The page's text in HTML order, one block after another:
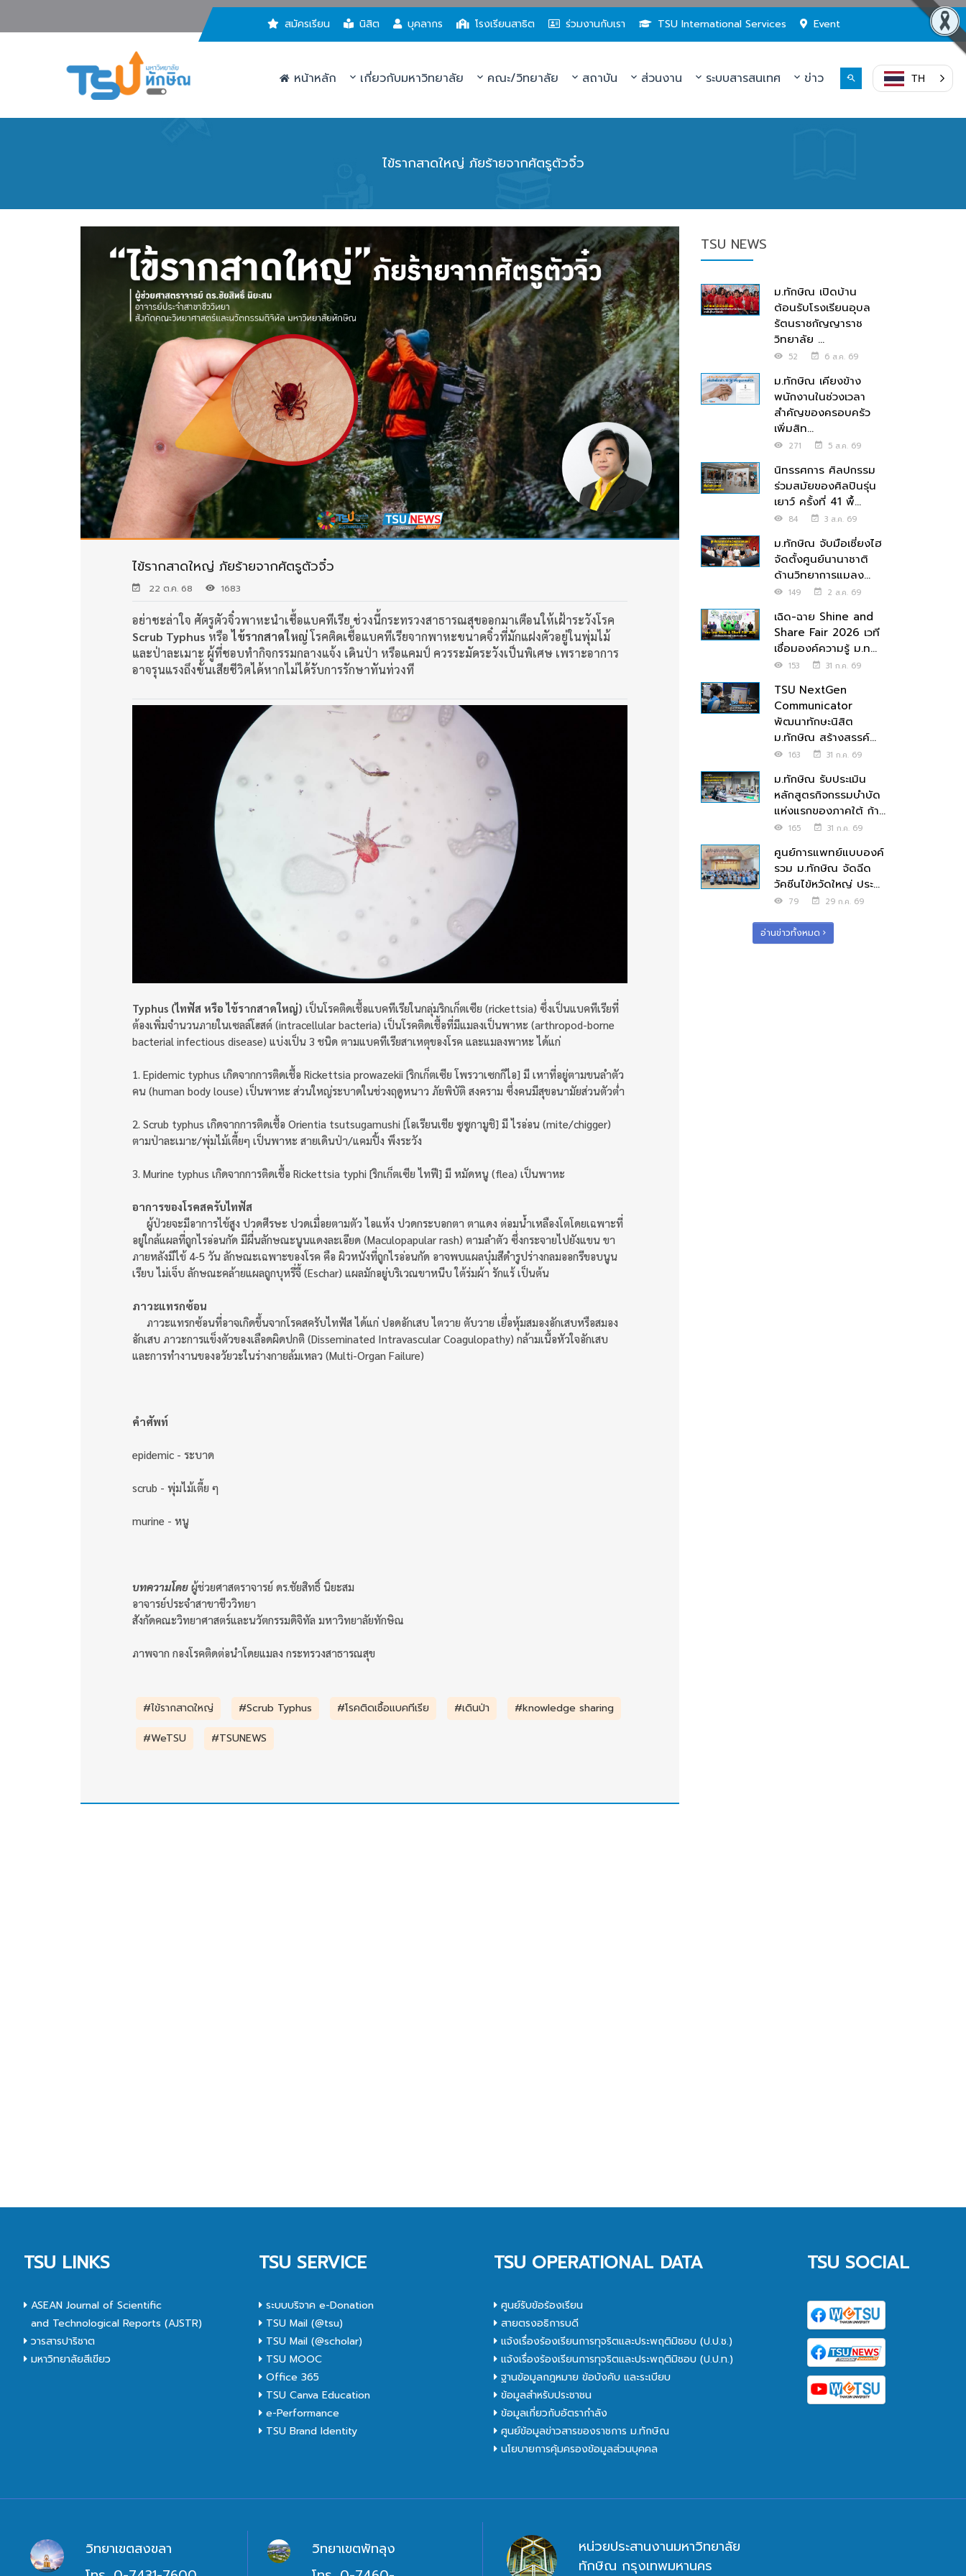
สมัครเรียน นิสิต บุคลากร โรงเรียนสาธิต ร่วมงานกับเรา TSU International Services Event
หน้าหลัก เกี่ยวกับมหาวิทยาลัย คณะ/วิทยาลัย สถาบัน ส่วนงาน ระบบสารสนเทศ ข่าว TH
ไข้รากสาดใหญ่ ภัยร้ายจากศัตรูตัวจิ๋ว
ไข้รากสาดใหญ่ ภัยร้ายจากศัตรูตัวจิ๋ว
22 ต.ค. 68 1683
อย่าชะล่าใจ ศัตรูตัวจิ๋วพาหะนำเชื้อแบคทีเรีย ช่วงนี้กระทรวงสาธารณสุขออกมาเตือนให้เฝ้าระวังโรค
Scrub Typhus หรือไข้รากสาดใหญ่โรคติดเชื้อแบคทีเรียจากพาหะขนาดจิ๋วที่มักแฝงตัวอยู่ในพุ่มไม้
และป่าละเมาะ ผู้ที่ชอบทำกิจกรรมกลางแจ้ง เดินป่า หรือแคมป์ ควรระมัดระวังเป็นพิเศษ เพราะอาการ
อาจรุนแรงถึงขั้นเสียชีวิตได้หากไม่ได้รับการรักษาทันท่วงที
Typhus (ไทฟัส หรือ ไข้รากสาดใหญ่) เป็นโรคติดเชื้อแบคทีเรียในกลุ่มริกเก็ตเซีย (rickettsia) ซึ่งเป็นแบคทีเรียที่
ต้องเพิ่มจำนวนภายในเซลล์โฮสต์ (intracellular bacteria) เป็นโรคติดเชื้อที่มีแมลงเป็นพาหะ (arthropod-borne
bacterial infectious disease) แบ่งเป็น 3 ชนิด ตามแบคทีเรียสาเหตุของโรค และแมลงพาหะ ได้แก่
1. Epidemic typhus เกิดจากการติดเชื้อ Rickettsia prowazekii [ริกเก็ตเซีย โพรวาเซกกิไอ] มี เหาที่อยู่ตามขนลำตัว
คน (human body louse) เป็นพาหะ ส่วนใหญ่ระบาดในช่วงฤดูหนาว ภัยพิบัติ สงคราม ซึ่งคนมีสุขอนามัยส่วนตัวต่ำ
2. Scrub typhus เกิดจากการติดเชื้อ Orientia tsutsugamushi [โอเรียนเชีย ซูซูกามูชิ] มี ไรอ่อน (mite/chigger)
ตามป่าละเมาะ/พุ่มไม้เตี้ยๆ เป็นพาหะ สายเดินป่า/แคมปิ้ง พึงระวัง
3. Murine typhus เกิดจากการติดเชื้อ Rickettsia typhi [ริกเก็ตเซีย ไทฟี] มี หมัดหนู (flea) เป็นพาหะ
อาการของโรคสครับไทฟัส
ผู้ป่วยจะมีอาการไข้สูง ปวดศีรษะ ปวดเมื่อยตามตัว ไอแห้ง ปวดกระบอกตา ตาแดง ต่อมน้ำเหลืองโตโดยเฉพาะที่
อยู่ใกล้แผลที่ถูกไรอ่อนกัด มีผื่นลักษณะนูนแดงละเอียด (Maculopapular rash) ตามลำตัว ซึ่งกระจายไปยังแขน ขา
ภายหลังมีไข้ 4-5 วัน ลักษณะเฉพาะของโรค คือ ผิวหนังที่ถูกไรอ่อนกัด อาจพบแผลบุ๋มสีดำรูปร่างกลมออกรีขอบนูน
เรียบ ไม่เจ็บ ลักษณะคล้ายแผลถูกบุหรี่จี้ (Eschar) แผลมักอยู่บริเวณขาหนีบ ใต้ร่มผ้า รักแร้ เป็นต้น
ภาวะแทรกซ้อน
ภาวะแทรกซ้อนที่อาจเกิดขึ้นจากโรคสครับไทฟัส ได้แก่ ปอดอักเสบ ไตวาย ตับวาย เยื่อหุ้มสมองอักเสบหรือสมอง
อักเสบ ภาวะการแข็งตัวของเลือดผิดปกติ (Disseminated Intravascular Coagulopathy) กล้ามเนื้อหัวใจอักเสบ
และการทำงานของอวัยวะในร่างกายล้มเหลว (Multi-Organ Failure)
คำศัพท์
epidemic - ระบาด
scrub - พุ่มไม้เตี้ย ๆ
murine - หนู
บทความโดย ผู้ช่วยศาสตราจารย์ ดร.ชัยสิทธิ์ นิยะสม
อาจารย์ประจำสาขาชีววิทยา
สังกัดคณะวิทยาศาสตร์และนวัตกรรมดิจิทัล มหาวิทยาลัยทักษิณ
ภาพจาก กองโรคติดต่อนำโดยแมลง กระทรวงสาธารณสุข
#ไข้รากสาดใหญ่ #Scrub Typhus #โรคติดเชื้อแบคทีเรีย #เดินป่า
#knowledge sharing
#WeTSU
#TSUNEWS
TSU NEWS
ม.ทักษิณ เปิดบ้าน
ต้อนรับโรงเรียนอุบล
รัตนราชกัญญาราช
วิทยาลัย ...
52 6 ส.ค. 69
ม.ทักษิณ เคียงข้าง
พนักงานในช่วงเวลา
สำคัญของครอบครัว
เพิ่มสิท...
271 5 ส.ค. 69
นิทรรศการ ศิลปกรรม
ร่วมสมัยของศิลปินรุ่น
เยาว์ ครั้งที่ 41 พื้...
84 3 ส.ค. 69
ม.ทักษิณ จับมือเซี่ยงไฮ
จัดตั้งศูนย์นานาชาติ
ด้านวิทยาการแมลง...
149 2 ส.ค. 69
เฉิด-ฉาย Shine and
Share Fair 2026 เวที
เชื่อมองค์ความรู้ ม.ท...
153 31 ก.ค. 69
TSU NextGen
Communicator
พัฒนาทักษะนิสิต
ม.ทักษิณ สร้างสรรค์...
163 31 ก.ค. 69
ม.ทักษิณ รับประเมิน
หลักสูตรกิจกรรมบำบัด
แห่งแรกของภาคใต้ ก้า...
165 31 ก.ค. 69
ศูนย์การแพทย์แบบองค์
รวม ม.ทักษิณ จัดฉีด
วัคซีนไข้หวัดใหญ่ ประ...
79 29 ก.ค. 69
อ่านข่าวทั้งหมด
TSU LINKS
ASEAN Journal of Scientific
and Technological Reports (AJSTR)
วารสารปาริชาต
มหาวิทยาลัยสีเขียว
TSU SERVICE
ระบบบริจาค e-Donation
TSU Mail (@tsu)
TSU Mail (@scholar)
TSU MOOC
Office 365
TSU Canva Education
e-Performance
TSU Brand Identity
TSU OPERATIONAL DATA
ศูนย์รับข้อร้องเรียน
สายตรงอธิการบดี
แจ้งเรื่องร้องเรียนการทุจริตและประพฤติมิชอบ (ป.ป.ช.)
แจ้งเรื่องร้องเรียนการทุจริตและประพฤติมิชอบ (ป.ป.ท.)
ฐานข้อมูลกฎหมาย ข้อบังคับ และระเบียบ
ข้อมูลสำหรับประชาชน
ข้อมูลเกี่ยวกับอัตรากำลัง
ศูนย์ข้อมูลข่าวสารของราชการ ม.ทักษิณ
นโยบายการคุ้มครองข้อมูลส่วนบุคคล
TSU SOCIAL
วิทยาเขตสงขลา
วิทยาเขตพัทลุง
หน่วยประสานงานมหาวิทยาลัย
ทักษิณ กรุงเทพมหานคร